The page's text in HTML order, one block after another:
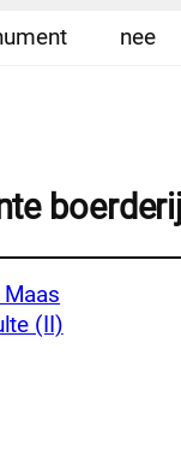
nee
Maas
(II)